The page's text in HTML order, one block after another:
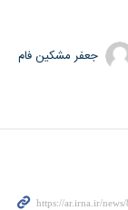
جعفر مشکین فام